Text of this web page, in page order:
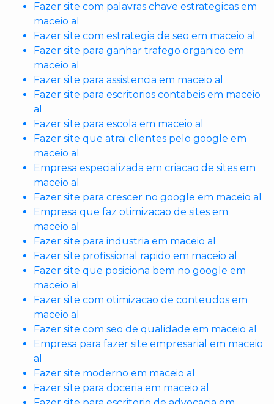
Fazer site com palavras chave estrategicas em
maceio al
Fazer site com estrategia de seo em maceio al
Fazer site para ganhar trafego organico em
maceio al
Fazer site para assistencia em maceio al
Fazer site para escritorios contabeis em maceio
al
Fazer site para escola em maceio al
Fazer site que atrai clientes pelo google em
maceio al
Empresa especializada em criacao de sites em
maceio al
Fazer site para crescer no google em maceio al
Empresa que faz otimizacao de sites em
maceio al
Fazer site para industria em maceio al
Fazer site profissional rapido em maceio al
Fazer site que posiciona bem no google em
maceio al
Fazer site com otimizacao de conteudos em
maceio al
Fazer site com seo de qualidade em maceio al
Empresa para fazer site empresarial em maceio
al
Fazer site moderno em maceio al
Fazer site para doceria em maceio al